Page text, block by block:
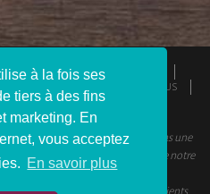
à la fois ses
tiers à des fins
marketing. En
vous acceptez
En savoir plus
PRESSE
MENTIONS LÉGALES
REJOIGNEZ-NOUS
FAQ CONTACTEZ-NOUS
réservés. AbracadaRoom n’est pas une
de service pour les utilisateurs de notre
de 4.6 sur 5 basée sur 451
avis clients.